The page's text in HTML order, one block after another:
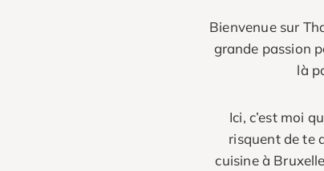
Bienvenue sur
grande passion
là
Ici, c’est moi
risquent de te
cuisine à